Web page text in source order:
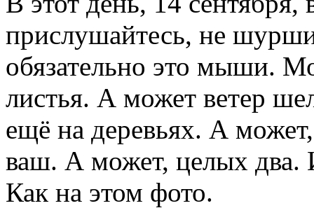
прислушайтесь, не
обязательно это мыши.
листья. А может ветер
ещё на деревьях. А
ваш. А может, целых
Как на этом фото.